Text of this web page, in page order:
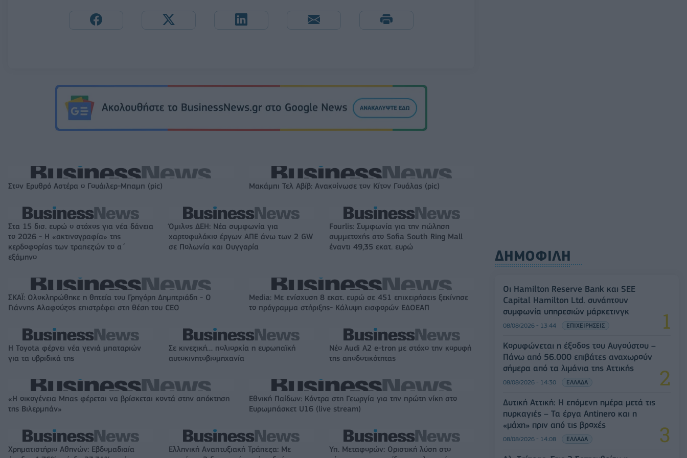
Στον Ερυθρό Αστέρα ο Γουάιλερ-Μπαμπ (pic) Μακάμπι Τελ Αβίβ: Ανακοίνωσε τον Κίτον Γουάλας (pic)
Στα 15 δισ. ευρώ ο στόχος για νέα δάνεια
το 2026 - Η «ακτινογραφία» της
κερδοφορίας των τραπεζών το α΄
εξάμηνο
Όμιλος ΔΕΗ: Νέα συμφωνία για
χαρτοφυλάκιο έργων ΑΠΕ άνω των 2 GW
σε Πολωνία και Ουγγαρία
Fourlis: Συμφωνία για την πώληση
συμμετοχής στο Sofia South Ring Mall
έναντι 49,35 εκατ. ευρώ
ΣΚΑΪ: Ολοκληρώθηκε η θητεία του Γρηγόρη Δημητριάδη - Ο
Γιάννης Αλαφούζος επιστρέφει στη θέση του CEO
Media: Με ενίσχυση 8 εκατ. ευρώ σε 451 επιχειρήσεις ξεκίνησε
το πρόγραμμα στήριξης- Κάλυψη εισφορών ΕΔΟΕΑΠ
Η Toyota φέρνει νέα γενιά μπαταριών
για τα υβριδικά της
Σε κινεζική… πολιορκία η ευρωπαϊκή
αυτοκινητοβιομηχανία
Νέο Audi A2 e-tron με στόχο την κορυφή
της αποδοτικότητας
«Η οικογένεια Μπας φέρεται να βρίσκεται κοντά στην απόκτηση
της Βιλερμπάν»
Εθνική Παίδων: Κόντρα στη Γεωργία για την πρώτη νίκη στο
Ευρωμπάσκετ U16 (live stream)
Χρηματιστήριο Αθηνών: Εβδομαδιαία
Ελληνική Αναπτυξιακή Τράπεζα: Με
Υπ. Μεταφορών: Οριστική λύση στο
ΔΗΜΟΦΙΛΗ
Οι Hamilton Reserve Bank και SEE
Capital Hamilton Ltd. συνάπτουν
συμφωνία υπηρεσιών μάρκετινγκ
08/08/2026 - 13:44 ΕΠΙΧΕΙΡΗΣΕΙΣ
Κορυφώνεται η έξοδος του Αυγούστου –
Πάνω από 56.000 επιβάτες αναχωρούν
σήμερα από τα λιμάνια της Αττικής
08/08/2026 - 14:30 ΕΛΛΑΔΑ
Δυτική Αττική: Η επόμενη ημέρα μετά τις
πυρκαγιές – Τα έργα Antinero και η
«μάχη» πριν από τις βροχές
08/08/2026 - 14:08 ΕΛΛΑΔΑ